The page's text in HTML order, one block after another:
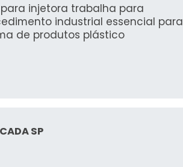
injetora trabalha para
industrial essencial para
de produtos plástico
SP